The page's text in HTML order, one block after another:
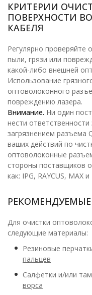
КРИТЕРИИ
ПОВЕРХНОСТИ
КАБЕЛЯ
Регулярно проверяйте
пыли, грязи или
какой-либо внешней
Использование
оптоволоконного
повреждению лазера.
Внимание. Ни один
нести
загрязнением разъема
ваших действий по
оптоволоконные
стороны поставщиков
как: IPG, RAYCUS, MAX и
Для очистки
следующие материалы:
Резиновые
пальцев
Салфетки и/или
ворса